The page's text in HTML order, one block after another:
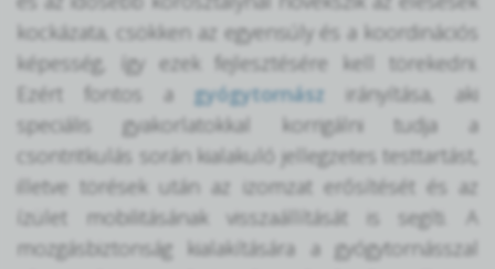
kockázata, csökken az egyensúly és a koordinációs
képesség, így ezek fejlesztésére kell törekedni.
Ezért fontos a gyógytornász irányítása, aki
speciális gyakorlatokkal korrigálni tudja a
csontritkulás során kialakuló jellegzetes testtartást,
illetve törések után az izomzat erősítését és az
ízület mobilitásának visszaállítását is segíti. A
mozgásbiztonság kialakítására a gyógytornásszal